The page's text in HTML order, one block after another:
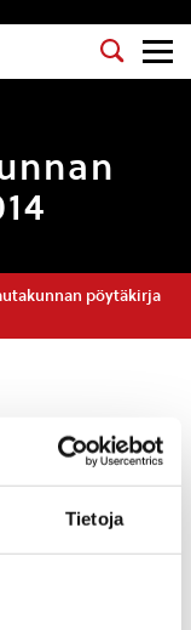
Tietoja
pöytäkirja
osaston